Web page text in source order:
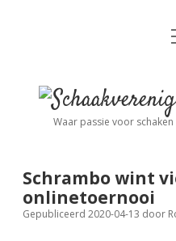
Externe
Schaakwoude
Waar passie voor
Schrambo wint
onlinetoernooi
Gepubliceerd 2020-04-13 door